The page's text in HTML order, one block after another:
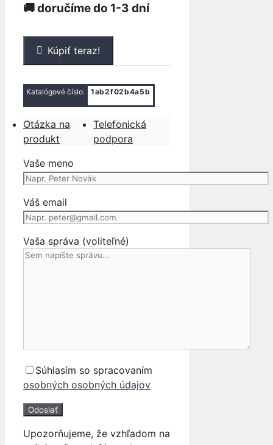
🚚 doručíme do 1-3 dní
POMOCNÁ
PUMPA
F56
F57
2018-
2021
8486848
Kúpiť teraz!
Katalógové číslo: 1ab2f02b4a5b
Otázka na
produkt
Telefonická
podpora
Vaše meno
Váš email
Vaša správa (voliteľné)
Súhlasím so spracovaním
osobných osobných údajov
Upozorňujeme, že vzhľadom na